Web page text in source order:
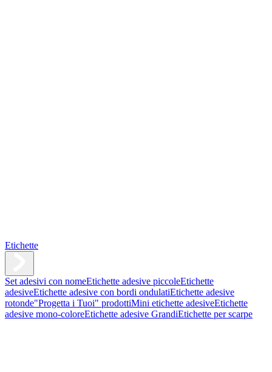
Etichette
Set adesivi con nomeEtichette adesive piccoleEtichette
adesiveEtichette adesive con bordi ondulatiEtichette adesive
rotonde"Progetta i Tuoi" prodottiMini etichette adesiveEtichette
adesive mono-coloreEtichette adesive GrandiEtichette per scarpe